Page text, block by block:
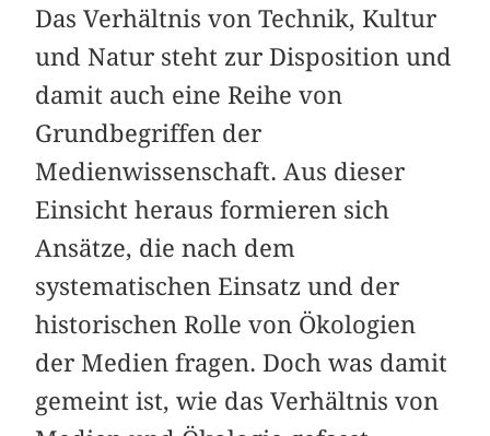
Das Verhältnis von Technik, Kultur
und Natur steht zur Disposition und
damit auch eine Reihe von
Grundbegriffen der
Medienwissenschaft. Aus dieser
Einsicht heraus formieren sich
Ansätze, die nach dem
systematischen Einsatz und der
historischen Rolle von Ökologien
der Medien fragen. Doch was damit
gemeint ist, wie das Verhältnis von